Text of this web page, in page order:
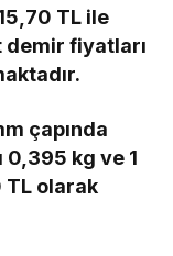
TL ile
demir fiyatları
çapında
0,395 kg ve 1
TL olarak